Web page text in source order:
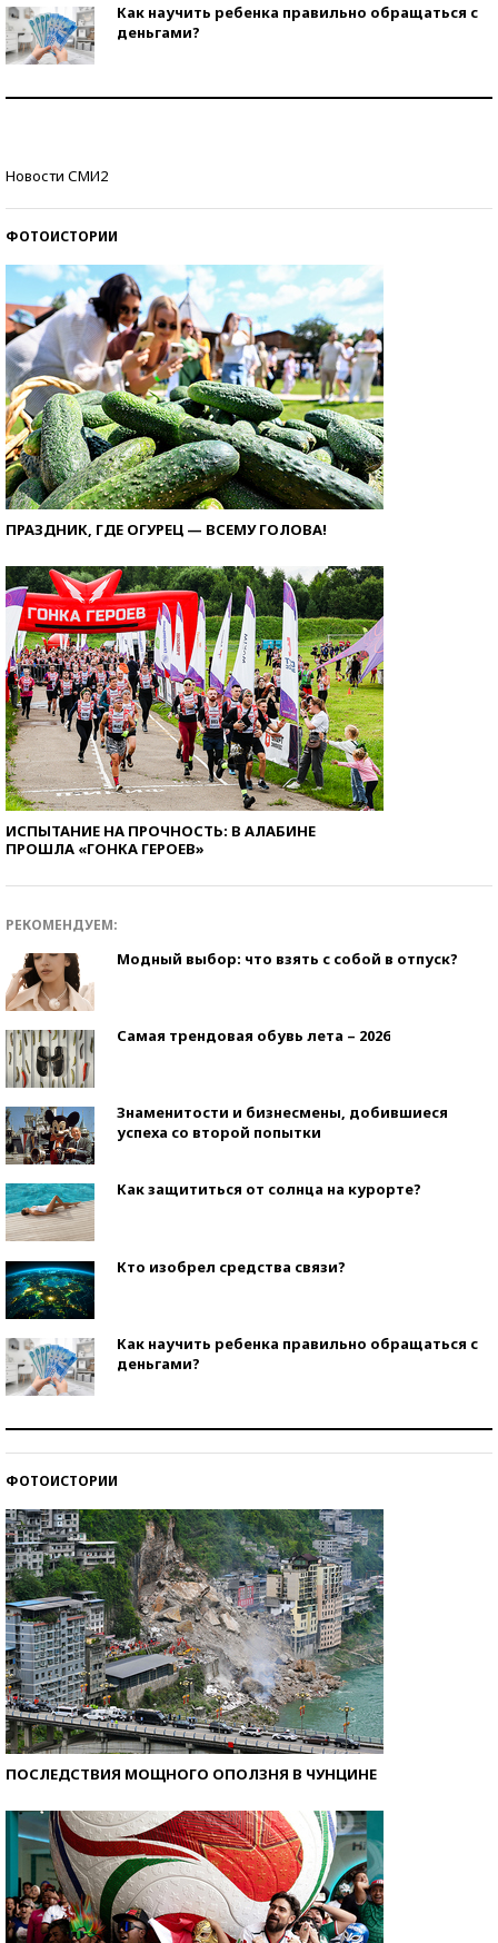
Как научить ребенка правильно обращаться с
деньгами?
Новости СМИ2
ФОТОИСТОРИИ
ПРАЗДНИК, ГДЕ ОГУРЕЦ — ВСЕМУ ГОЛОВА!
ИСПЫТАНИЕ НА ПРОЧНОСТЬ: В АЛАБИНЕ
ПРОШЛА «ГОНКА ГЕРОЕВ»
РЕКОМЕНДУЕМ:
Модный выбор: что взять с собой в отпуск?
Самая трендовая обувь лета – 2026
Знаменитости и бизнесмены, добившиеся
успеха со второй попытки
Как защититься от солнца на курорте?
Кто изобрел средства связи?
Как научить ребенка правильно обращаться с
деньгами?
ФОТОИСТОРИИ
ПОСЛЕДСТВИЯ МОЩНОГО ОПОЛЗНЯ В ЧУНЦИНЕ